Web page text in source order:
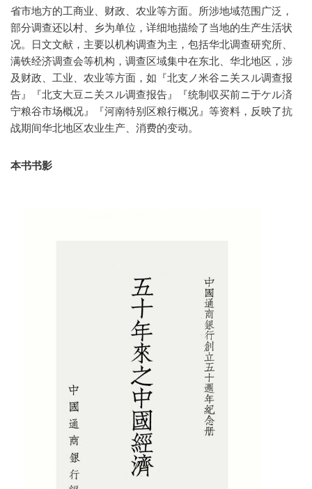
省市地方的工商业、财政、农业等方面。所涉地域范围广泛，
部分调查还以村、乡为单位，详细地描绘了当地的生产生活状
况。日文文献，主要以机构调查为主，包括华北调查研究所、
满铁经济调查会等机构，调查区域集中在东北、华北地区，涉
及财政、工业、农业等方面，如『北支ノ米谷ニ关スル调查报
告』『北支大豆ニ关スル调查报告』『统制収买前ニ于ケル済
宁粮谷市场概况』『河南特别区粮行概况』等资料，反映了抗
战期间华北地区农业生产、消费的变动。
本书书影